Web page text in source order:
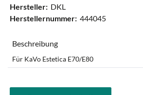
Hersteller: DKL
Herstellernummer: 444045
Beschreibung
Für KaVo Estetica E70/E80